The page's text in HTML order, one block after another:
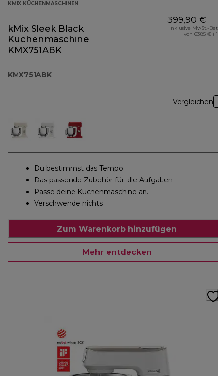
KMIX KÜCHENMASCHINEN
kMix Sleek Black
Küchenmaschine
KMX751ABK
KMX751ABK
399,90 €
Inklusive MwSt.-
von 63,85 € (
Vergleichen
Du bestimmst das Tempo
Das passende Zubehör für alle Aufgaben
Passe deine Küchenmaschine an.
Verschwende nichts
Zum Warenkorb hinzufügen
Mehr entdecken